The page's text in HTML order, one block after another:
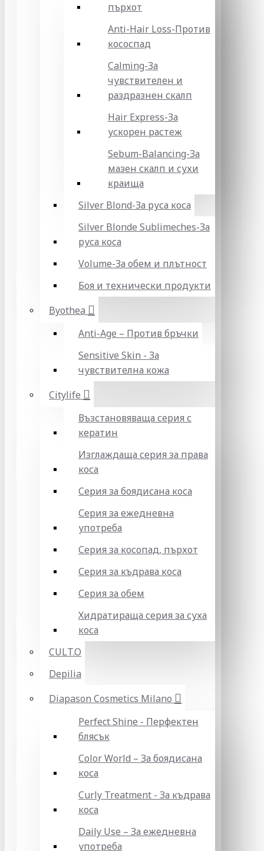
пърхот
Anti-Hair Loss-Против
кососпад
Calming-За
чувствителен и
раздразнен скалп
Hair Express-За
ускорен растеж
Sebum-Balancing-За
мазен скалп и сухи
краища
Silver Blond-За руса коса
Silver Blonde Sublіmeches-За
руса коса
Volume-За обем и плътност
Боя и технически продукти
Byothea
Anti-Age – Против бръчки
Sensitive Skin - За
чувствителна кожа
Citylife
Възстановяваща серия с
кератин
Изглаждаща серия за права
коса
Серия за боядисана коса
Серия за ежедневна
употреба
Серия за косопад, пърхот
Серия за къдрава коса
Серия за обем
Хидратираща серия за суха
коса
CULT.O
Depilia
Diapason Cosmetics Milano
Perfect Shine - Перфектен
блясък
Color World – За боядисана
коса
Curly Treatment - За къдрава
коса
Daily Use – За ежедневна
употреба